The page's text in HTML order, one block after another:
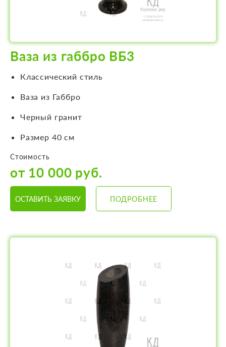
Ваза из габбро ВБ3
Классический стиль
Ваза из Габбро
Черный гранит
Размер 40 см
Стоимость
от 10 000 руб.
ОСТАВИТЬ ЗАЯВКУ ПОДРОБНЕЕ